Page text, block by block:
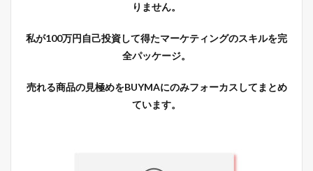
りません。
私が100万円自己投資して得たマーケティングのスキルを完
全パッケージ。
売れる商品の見極めをBUYMAにのみフォーカスしてまとめ
ています。